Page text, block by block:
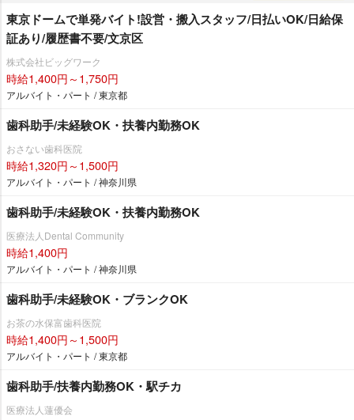
東京ドームで単発バイト!設営・搬入スタッフ/日払いOK/日給保
証あり/履歴書不要/文京区
株式会社ビッグワーク
時給1,400円～1,750円
アルバイト・パート / 東京都
歯科助手/未経験OK・扶養内勤務OK
おさない歯科医院
時給1,320円～1,500円
アルバイト・パート / 神奈川県
歯科助手/未経験OK・扶養内勤務OK
医療法人Dental Community
時給1,400円
アルバイト・パート / 神奈川県
歯科助手/未経験OK・ブランクOK
お茶の水保富歯科医院
時給1,400円～1,500円
アルバイト・パート / 東京都
歯科助手/扶養内勤務OK・駅チカ
医療法人蓮優会